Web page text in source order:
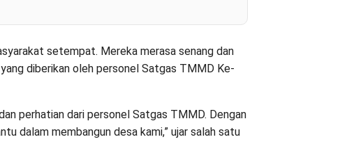
setempat. Mereka merasa senang dan
diberikan oleh personel Satgas TMMD Ke-
perhatian dari personel Satgas TMMD. Dengan
dalam membangun desa kami,” ujar salah satu